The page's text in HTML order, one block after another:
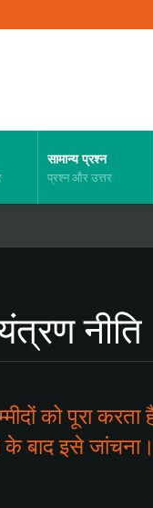
सामान्य प्रश्न
प्रश्न और उत्तर
नीति
को पूरा
इसे जांचना।